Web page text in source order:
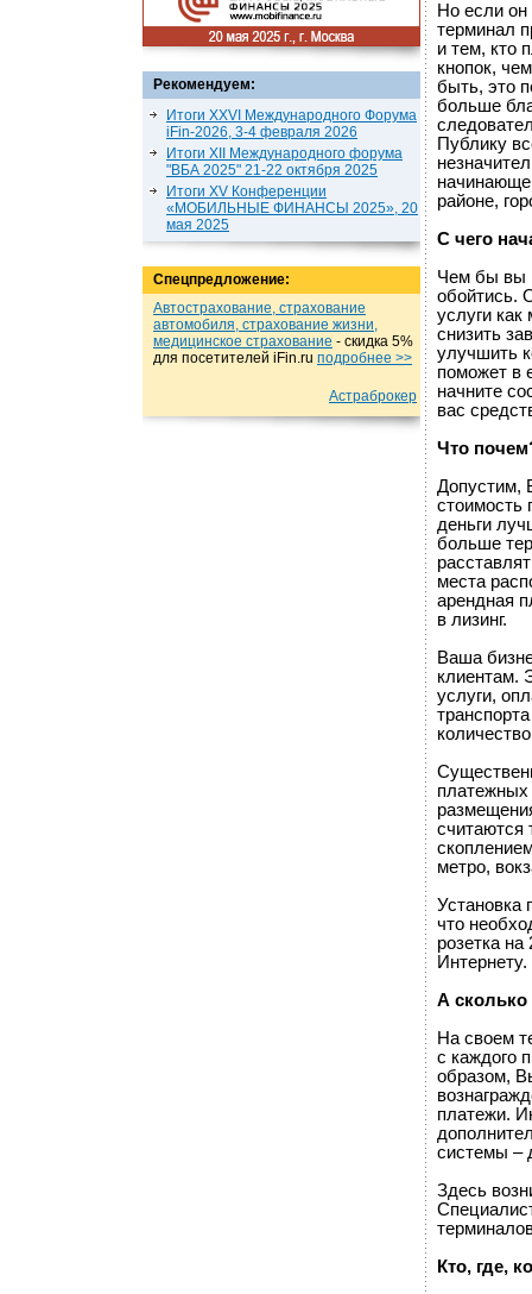
Рекомендуем:
Итоги XXVI Международного Форума
iFin-2026, 3-4 февраля 2026
Итоги XII Международного форума
"ВБА 2025" 21-22 октября 2025
Итоги XV Конференции
«МОБИЛЬНЫЕ ФИНАНСЫ 2025», 20
мая 2025
Спецпредложение:
Автострахование, страхование
автомобиля, страхование жизни,
медицинское страхование - cкидка 5%
для посетителей iFin.ru подробнеe >>
Астраброкер
Но если он
терминал
и тем, кто
кнопок,
быть, это
больше
Публику
районе,
С чего
Чем бы вы
обойтись.
услуги
снизить
улучшить
поможет в
начните
вас
Что
Допустим,
стоимость
деньги
больше
места
арендная
в лизинг.
Ваша
клиентам.
услуги,
платежных
считаются
метро,
Установка
что
розетка
Интернету.
А сколько
На своем
с каждого
образом,
платежи.
системы –
Здесь
Кто, где,